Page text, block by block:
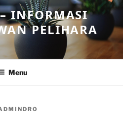
INFORMASI
PELIHARA
Menu